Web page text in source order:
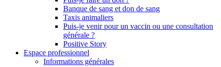
Banque de sang et don de sang
Taxis animaliers
Puis-je venir pour un vaccin ou une consultation
générale ?
Positive Story
Espace professionnel
Informations générales